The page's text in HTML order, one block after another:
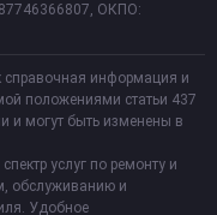
ОКПО:
справочная информация и
положениями статьи 437
и могут быть изменены в
услуг по ремонту и
обслуживанию и
Удобное